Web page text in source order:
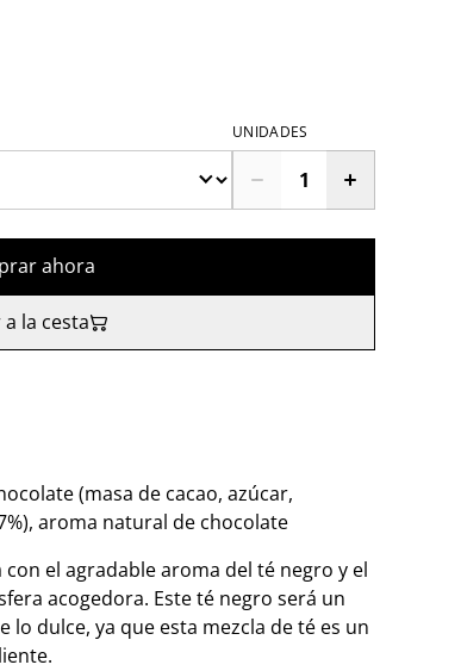
UNIDADES
ahora
la cesta
(masa de cacao, azúcar,
aroma natural de chocolate
el agradable aroma del té negro y el
acogedora. Este té negro será un
lo dulce, ya que esta mezcla de té es un